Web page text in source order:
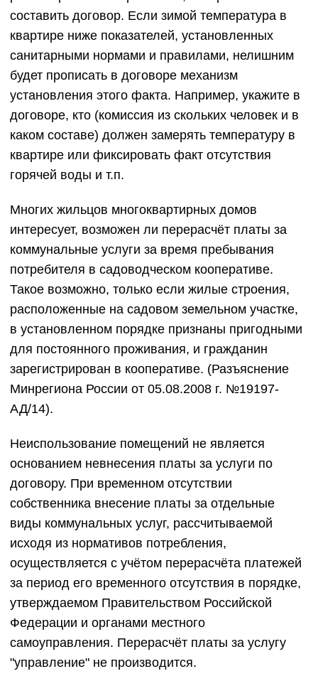
составить договор. Если зимой температура в
квартире ниже показателей, установленных
санитарными нормами и правилами, нелишним
будет прописать в договоре механизм
установления этого факта. Например, укажите в
договоре, кто (комиссия из скольких человек и в
каком составе) должен замерять температуру в
квартире или фиксировать факт отсутствия
горячей воды и т.п.
Многих жильцов многоквартирных домов
интересует, возможен ли перерасчёт платы за
коммунальные услуги за время пребывания
потребителя в садоводческом кооперативе.
Такое возможно, только если жилые строения,
расположенные на садовом земельном участке,
в установленном порядке признаны пригодными
для постоянного проживания, и гражданин
зарегистрирован в кооперативе. (Разъяснение
Минрегиона России от 05.08.2008 г. №19197-
АД/14).
Неиспользование помещений не является
основанием невнесения платы за услуги по
договору. При временном отсутствии
собственника внесение платы за отдельные
виды коммунальных услуг, рассчитываемой
исходя из нормативов потребления,
осуществляется с учётом перерасчёта платежей
за период его временного отсутствия в порядке,
утверждаемом Правительством Российской
Федерации и органами местного
самоуправления. Перерасчёт платы за услугу
"управление" не производится.